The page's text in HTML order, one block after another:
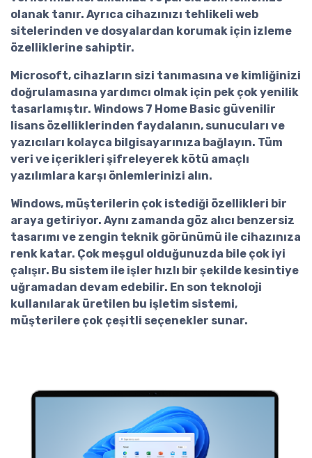
olanak tanır. Ayrıca cihazınızı tehlikeli web
sitelerinden ve dosyalardan korumak için izleme
özelliklerine sahiptir.
Microsoft, cihazların sizi tanımasına ve kimliğinizi
doğrulamasına yardımcı olmak için pek çok yenilik
tasarlamıştır. Windows 7 Home Basic güvenilir
lisans özelliklerinden faydalanın, sunucuları ve
yazıcıları kolayca bilgisayarınıza bağlayın. Tüm
veri ve içerikleri şifreleyerek kötü amaçlı
yazılımlara karşı önlemlerinizi alın.
Windows, müşterilerin çok istediği özellikleri bir
araya getiriyor. Aynı zamanda göz alıcı benzersiz
tasarımı ve zengin teknik görünümü ile cihazınıza
renk katar. Çok meşgul olduğunuzda bile çok iyi
çalışır. Bu sistem ile işler hızlı bir şekilde kesintiye
uğramadan devam edebilir. En son teknoloji
kullanılarak üretilen bu işletim sistemi,
müşterilere çok çeşitli seçenekler sunar.